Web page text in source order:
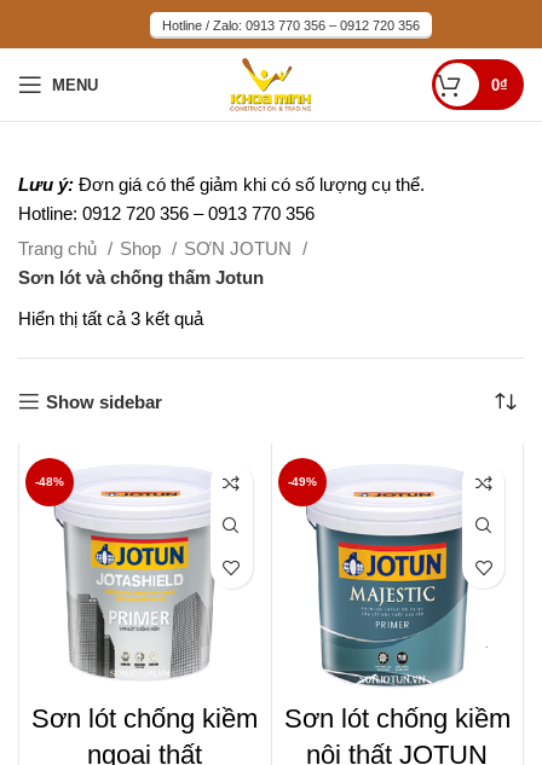
Hotline / Zalo: 0913 770 356 – 0912 720 356
MENU 0₫
Lưu ý: Đơn giá có thể giảm khi có số lượng cụ thể.
Hotline: 0912 720 356 – 0913 770 356
Trang chủ
Shop
SƠN JOTUN
Sơn lót và chống thấm Jotun
Hiển thị tất cả 3 kết quả
Show sidebar
-48%
Sơn lót chống kiềm
ngoại thất
-49%
Sơn lót chống kiềm
nội thất JOTUN